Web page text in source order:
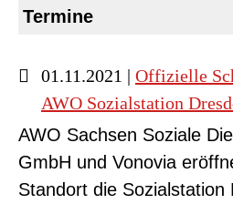
Termine
01.11.2021 | Offizielle
AWO Sozialstation
AWO Sachsen Soziale
GmbH und Vonovia
Standort die Sozialstation